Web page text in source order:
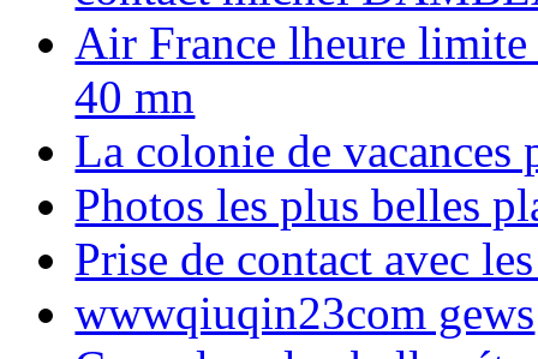
Air France lheure limite
40 mn
La colonie de vacances
Photos les plus belles
Prise de contact avec
wwwqiuqin23com gews